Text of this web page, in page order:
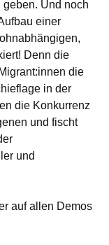
Und noch
einer
Denn die
die
in der
die Konkurrenz
und fischt
und
auf allen Demos